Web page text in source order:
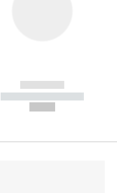
------------
----------- -----------